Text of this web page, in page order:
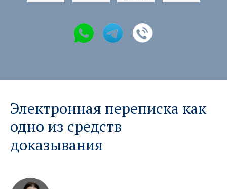
Электронная переписка как
одно из средств
доказывания